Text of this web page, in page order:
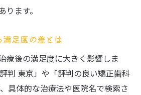
ます。
足度の差とは
療後の満足度に大きく影響しま
判 東京」や「評判の良い矯正歯科
具体的な治療法や医院名で検索さ